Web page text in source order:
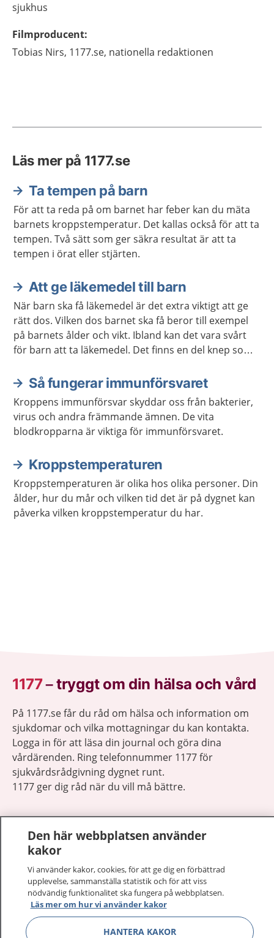
sjukhus
Filmproducent:
Tobias Nirs, 1177.se, nationella redaktionen
Läs mer på 1177.se
Ta tempen på barn
För att ta reda på om barnet har feber kan du mäta
barnets kroppstemperatur. Det kallas också för att ta
tempen. Två sätt som ger säkra resultat är att ta
tempen i örat eller stjärten.
Att ge läkemedel till barn
När barn ska få läkemedel är det extra viktigt att ge
rätt dos. Vilken dos barnet ska få beror till exempel
på barnets ålder och vikt. Ibland kan det vara svårt
för barn att ta läkemedel. Det finns en del knep som
Så fungerar immunförsvaret
Kroppens immunförsvar skyddar oss från bakterier,
virus och andra främmande ämnen. De vita
blodkropparna är viktiga för immunförsvaret.
Kroppstemperaturen
Kroppstemperaturen är olika hos olika personer. Din
ålder, hur du mår och vilken tid det är på dygnet kan
påverka vilken kroppstemperatur du har.
1177–tryggt om din hälsa och vård
På 1177.se får du råd om hälsa och information om
sjukdomar och vilka mottagningar du kan kontakta.
Logga in för att läsa din journal och göra dina
vårdärenden. Ring telefonnummer 1177 för
sjukvårdsrådgivning dygnet runt.
1177 ger dig råd när du vill må bättre.
1177 på flera språk
Om 1177
Kontakt Visa
Den här webbplatsen använder
kakor
Vi använder kakor, cookies, för att ge dig en förbättrad
upplevelse, sammanställa statistik och för att viss
nödvändig funktionalitet ska fungera på webbplatsen.
Läs mer om hur vi använder kakor
HANTERA KAKOR